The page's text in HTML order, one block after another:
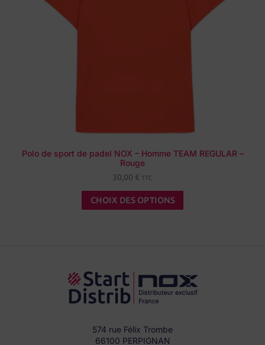
Polo de sport de padel NOX – Homme TEAM REGULAR –
Rouge
30,00 € TTC
CHOIX DES OPTIONS
574 rue Félix Trombe
66100 PERPIGNAN